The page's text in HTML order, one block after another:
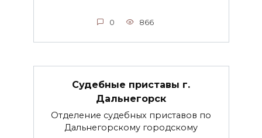
0 866
Судебные приставы г.
Дальнегорск
Отделение судебных приставов по
Дальнегорскому городскому